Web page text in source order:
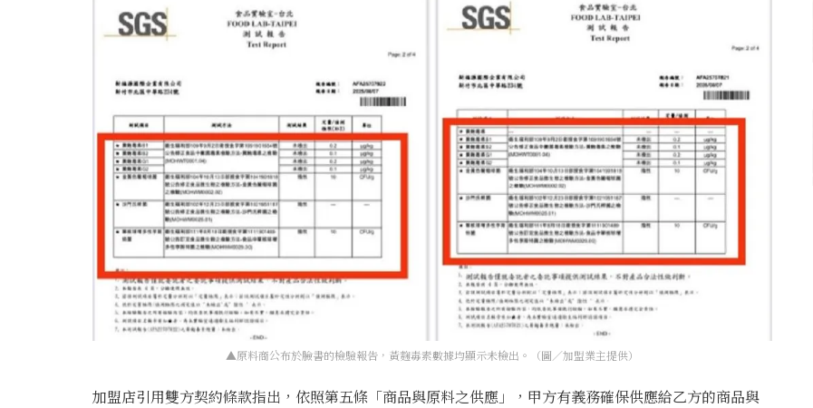
▲原料商公布於臉書的檢驗報告，黃麴毒素數據均顯示未檢出。（圖／加盟業主提供）
加盟店引用雙方契約條款指出，依照第五條「商品與原料之供應」，甲方有義務確保供應給乙方的商品與